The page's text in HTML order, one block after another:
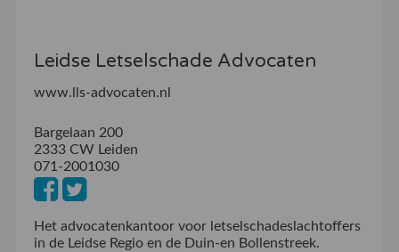
Leidse Letselschade Advocaten
www.lls-advocaten.nl
Bargelaan 200
2333 CW Leiden
071-2001030
Het advocatenkantoor voor letselschadeslachtoffers
in de Leidse Regio en de Duin-en Bollenstreek.